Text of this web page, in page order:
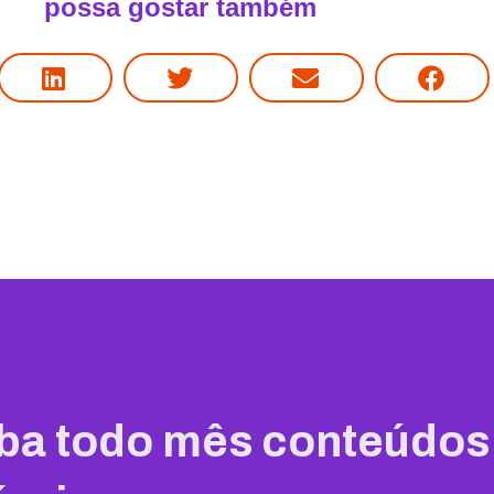
possa gostar também
todo mês conteúdos